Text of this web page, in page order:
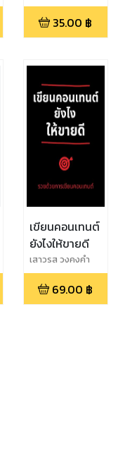
35.00 ฿
เขียนคอนเทนต์
ยังไงให้ขายดี
เสาวรส วงคงคำ
69.00 ฿